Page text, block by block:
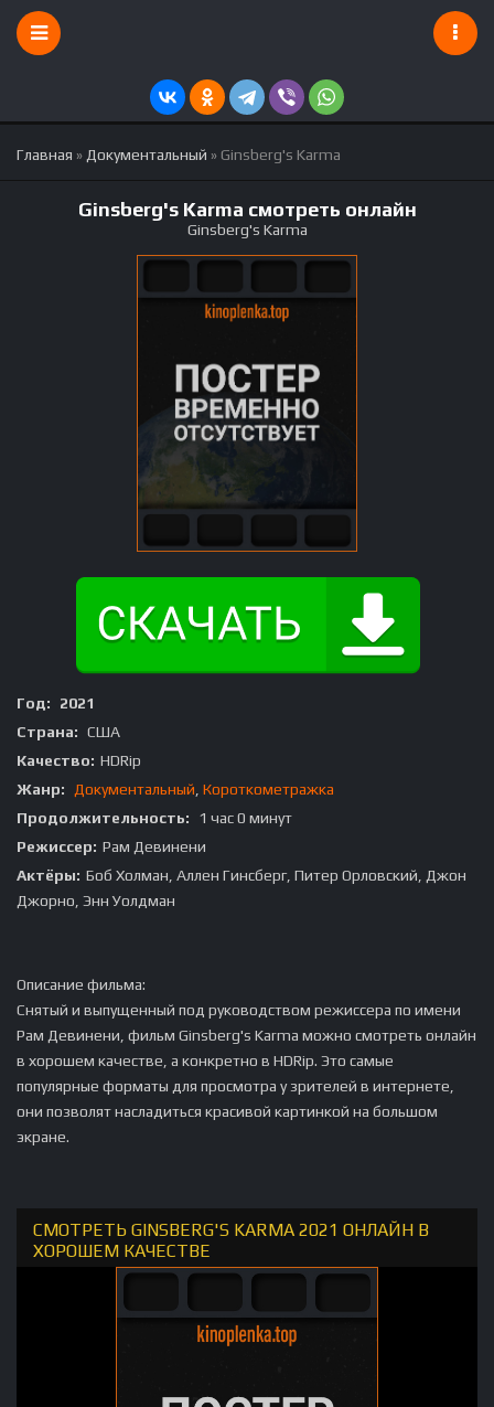
Главная » Документальный » Ginsberg's Karma
Ginsberg's Karma смотреть онлайн
Ginsberg's Karma
Год:
2021
Страна: США
Качество: HDRip
Жанр:
Документальный Короткометражка
Продолжительность:
1 час 0 минут
Режиссер: Рам Девинени
Актёры: Боб Холман, Аллен Гинсберг, Питер Орловский, Джон
Джорно, Энн Уолдман
Описание фильма:
Снятый и выпущенный под руководством режиссера по имени
Рам Девинени, фильм Ginsberg's Karma можно смотреть онлайн
в хорошем качестве, а конкретно в HDRip. Это самые
популярные форматы для просмотра у зрителей в интернете,
они позволят насладиться красивой картинкой на большом
экране.
СМОТРЕТЬ GINSBERG'S KARMA 2021 ОНЛАЙН В
ХОРОШЕМ КАЧЕСТВЕ